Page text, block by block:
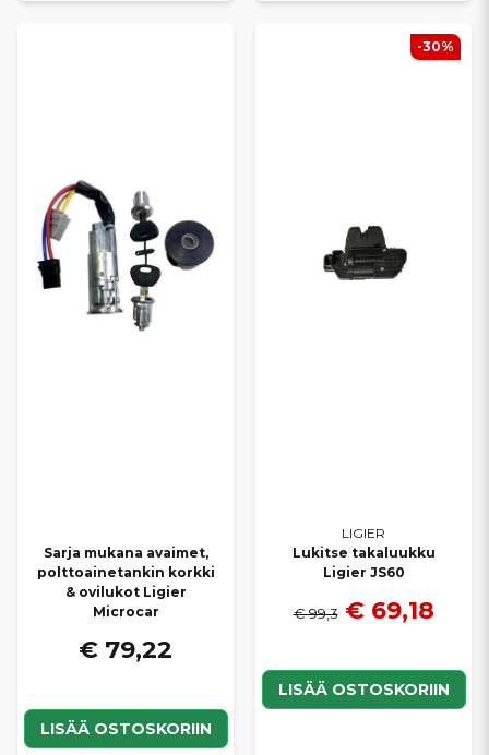
Sarja mukana avaimet,
polttoainetankin korkki
& ovilukot Ligier
Microcar
€ 79,22
LISÄÄ OSTOSKORIIN
LIGIER
Lukitse takaluukku
Ligier JS60
€ 99,3 € 69,18
LISÄÄ OSTOSKORIIN
-30%